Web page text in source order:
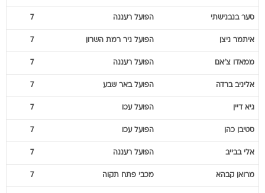
סער בנבנישתי הפועל רעננה 7
איתמר ניצן הפועל ניר רמת השרון 7
ממאדו צ'אם הפועל רעננה 7
אליניב ברדה הפועל באר שבע 7
גיא דיין הפועל עכו 7
סטיבן כהן הפועל עכו 7
אלי בבייב הפועל רעננה 7
מרואן קבהא מכבי פתח תקוה 7